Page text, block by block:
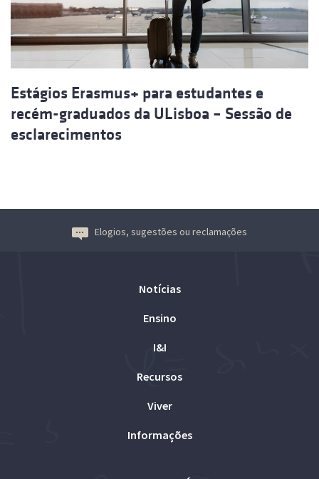
Estágios Erasmus+ para estudantes e
recém-graduados da ULisboa – Sessão de
esclarecimentos
Elogios, sugestões ou reclamações
Notícias
Ensino
I&I
Recursos
Viver
Informações